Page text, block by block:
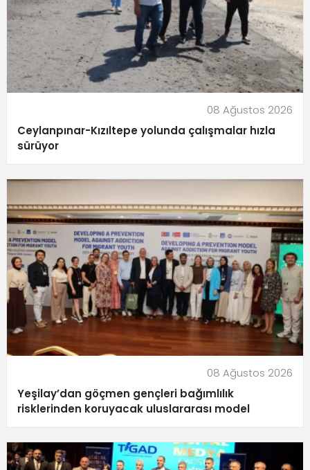
08 Ağustos 2026
Ceylanpınar-Kızıltepe yolunda çalışmalar hızla
sürüyor
08 Ağustos 2026
Yeşilay’dan göçmen gençleri bağımlılık
risklerinden koruyacak uluslararası model